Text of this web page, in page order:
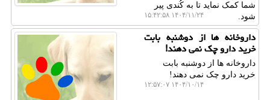
شما کمک نماید تا به کُندی پیر
شود.
۱۴۰۴/۱۱/۲۴ ۱۵:۴۲:۵۸
داروخانه ها از دوشنبه بابت
خرید دارو چک نمی دهند!
داروخانه ها از دوشنبه بابت
خرید دارو چک نمی دهند!
۱۴۰۴/۱۰/۱۴ ۱۲:۵۷:۰۷